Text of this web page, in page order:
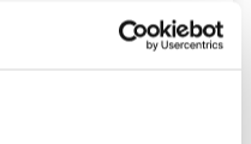
o suficiente, pode